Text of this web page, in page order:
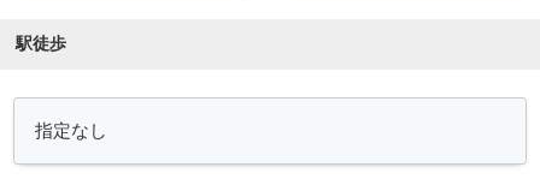
駅徒歩